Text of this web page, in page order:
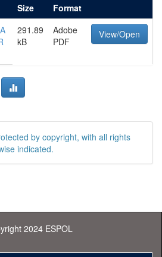
Size
Format
291.89
kB
Adobe
PDF
View/Open
by copyright, with all rights
indicated.
2024 ESPOL